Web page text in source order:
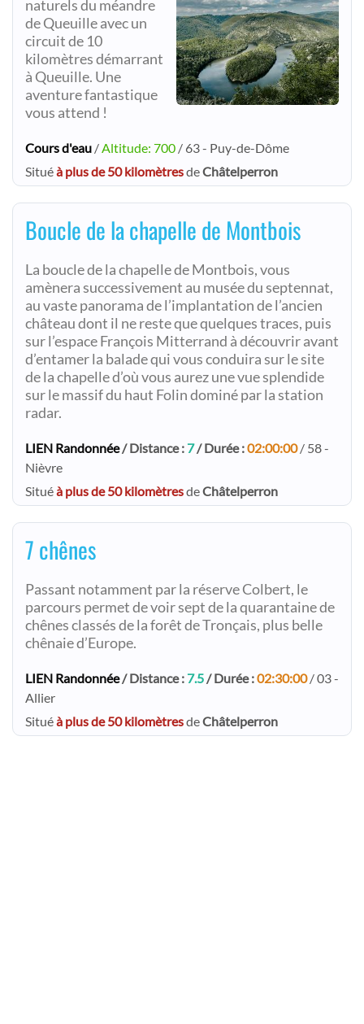
naturels du méandre
de Queuille avec un
circuit de 10
kilomètres démarrant
à Queuille. Une
aventure fantastique
vous attend !
Cours d'eau /Altitude: 700 / 63 - Puy-de-Dôme
Situéà plus de 50 kilomètresdeChâtelperron
Boucle de la chapelle de Montbois
La boucle de la chapelle de Montbois, vous
amènera successivement au musée du septennat,
au vaste panorama de l’implantation de l’ancien
château dont il ne reste que quelques traces, puis
sur l’espace François Mitterrand à découvrir avant
d’entamer la balade qui vous conduira sur le site
de la chapelle d’où vous aurez une vue splendide
sur le massif du haut Folin dominé par la station
radar.
LIEN Randonnée/ Distance : 7/ Durée :02:00:00/ 58 -
Nièvre
Situéà plus de 50 kilomètresdeChâtelperron
7 chênes
Passant notamment par la réserve Colbert, le
parcours permet de voir sept de la quarantaine de
chênes classés de la forêt de Tronçais, plus belle
chênaie d’Europe.
LIEN Randonnée/ Distance : 7.5/ Durée :02:30:00/ 03 -
Allier
Situéà plus de 50 kilomètresdeChâtelperron